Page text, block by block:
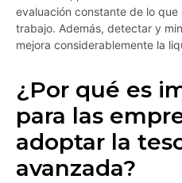
evaluación constante de lo
trabajo. Además, detectar y
mejora considerablemente la
¿Por qué es
para las
adoptar la
avanzada?